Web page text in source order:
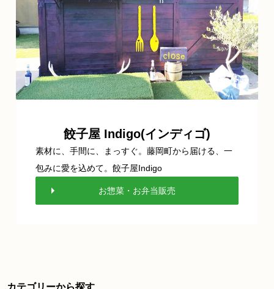
餃子屋 Indigo(インディゴ)
素材に、手間に、まっすぐ。藤岡町から届ける、一
包みに愛を込めて。餃子屋Indigo
お惣菜・お弁当販売
カテゴリーから探す